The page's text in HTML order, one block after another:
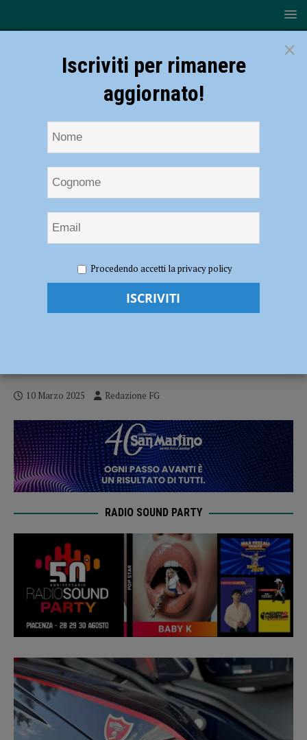
scontare più di tre anni di carcere per incendio e lesioni personali,
arrestato dai carabinieri
Deve scontare più di tre anni di carcere
10 Marzo 2025 Redazione FG
RADIO SOUND PARTY
×
Iscriviti per rimanere
aggiornato!
Procedendo accetti la privacy policy